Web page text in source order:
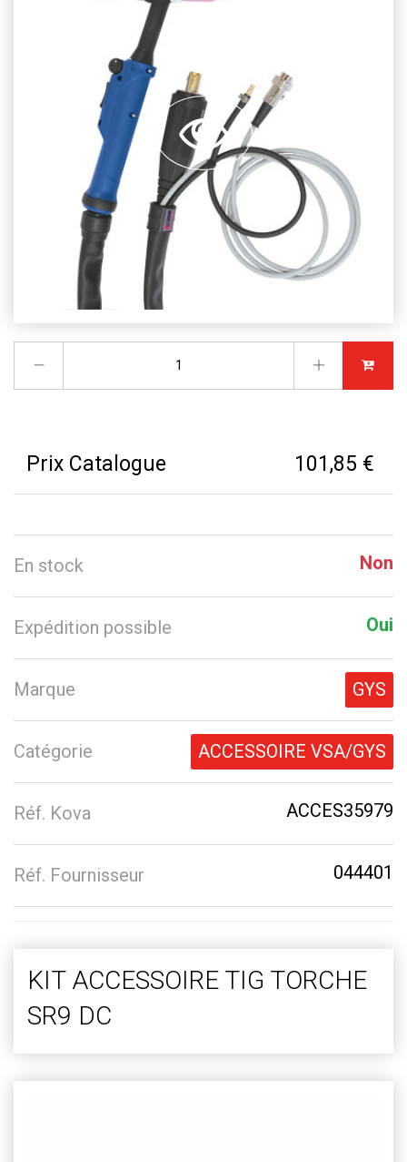
Prix Catalogue 101,85 €
En stock Non
Expédition possible Oui
Marque GYS
Catégorie ACCESSOIRE VSA/GYS
Réf. Kova ACCES35979
Réf. Fournisseur 044401
KIT ACCESSOIRE TIG TORCHE
SR9 DC